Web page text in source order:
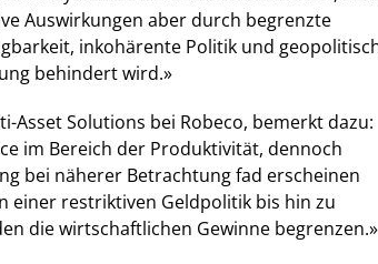
Auswirkungen aber durch begrenzte
inkohärente Politik und
behindert wird.»
Asset Solutions bei Robeco, bemerkt dazu:
im Bereich der Produktivität, dennoch
bei näherer Betrachtung fad erscheinen
einer restriktiven Geldpolitik bis hin zu
die wirtschaftlichen Gewinne begrenzen.»